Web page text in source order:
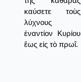
καύσετε τοὺς
λύχνους
ἐναντίον Κυρίου
ἕως εἰς τὸ πρωΐ.